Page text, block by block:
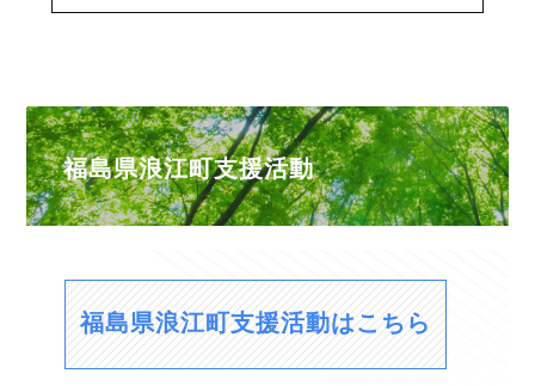
福島県浪江町支援活動
福島県浪江町支援活動はこちら